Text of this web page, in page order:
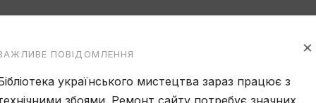
×
ПОВІДОМЛЕННЯ
українського мистецтва зараз працює з
збоями. Ремонт сайту потребує значних